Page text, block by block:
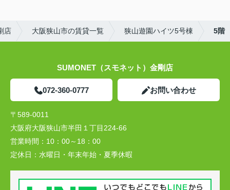
店 大阪狭山市の賃貸一覧 狭山遊園ハイツ5号棟 5階
SUMONET（スモネット）金剛店
072-360-0777 お問い合わせ
〒589-0011
大阪府大阪狭山市半田１丁目224-66
営業時間： 10：00～18：00
定休日： 水曜日・年末年始・夏季休暇